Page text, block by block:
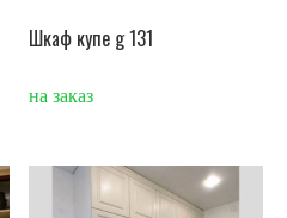
Шкаф купе g 131
на заказ